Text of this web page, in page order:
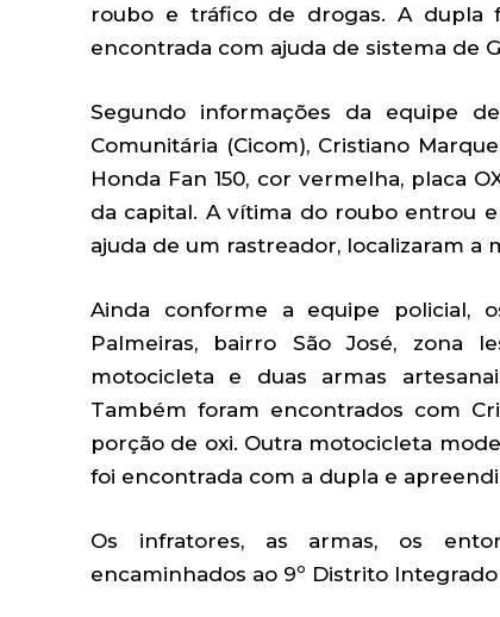
roubo e tráfico de drogas. A dupla
encontrada com ajuda de sistema de
Segundo informações da equipe
Comunitária (Cicom), Cristiano
Honda Fan 150, cor vermelha, placa
da capital. A vítima do roubo entrou
ajuda de um rastreador, localizaram a
Ainda conforme a equipe policial,
Palmeiras, bairro São José, zona
motocicleta e duas armas
Também foram encontrados com
porção de oxi. Outra motocicleta
foi encontrada com a dupla e
Os infratores, as armas, os
encaminhados ao 9º Distrito